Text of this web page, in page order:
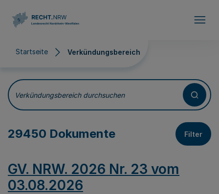
Startseite Verkündungsbereich
Verkündungsbereich
Verkündungsbereich durchsuchen
29450 Dokumente Filter
GV. NRW. 2026 Nr. 23 vom
03.08.2026